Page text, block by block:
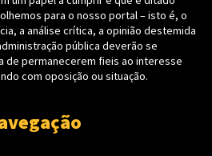
para o nosso portal – isto é, o
a análise crítica, a opinião destemida
pública deverão se
de permanecerem fieis ao interesse
com oposição ou situação.